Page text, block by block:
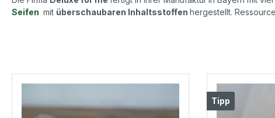
Seifen mit überschaubaren Inhaltsstoffen hergestellt.
Tipp